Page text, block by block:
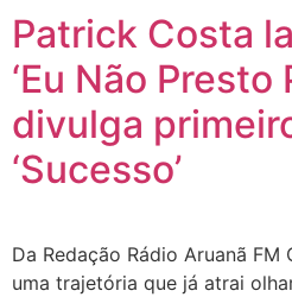
Patrick Costa
‘Eu Não Presto
divulga
‘Sucesso’
Da Redação Rádio Aruanã FM
uma trajetória que já atrai